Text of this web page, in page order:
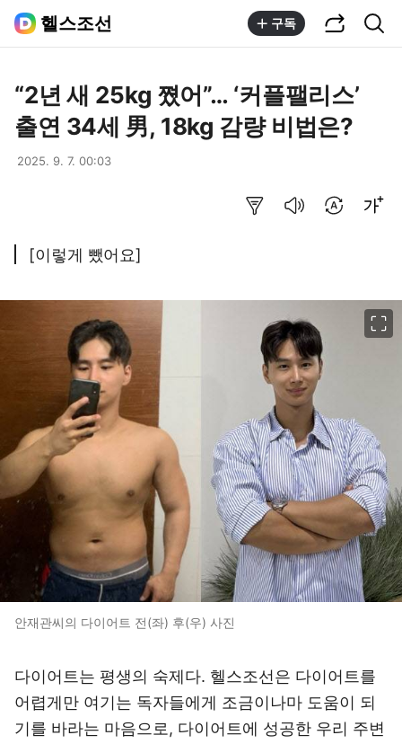
헬스조선 구독
“2년 새 25kg 쪘어”… ‘커플팰리스’
출연 34세 男, 18kg 감량 비법은?
2025. 9. 7. 00:03
[이렇게 뺐어요]
안재관씨의 다이어트 전(좌) 후(우) 사진
다이어트는 평생의 숙제다. 헬스조선은 다이어트를
어렵게만 여기는 독자들에게 조금이나마 도움이 되
기를 바라는 마음으로, 다이어트에 성공한 우리 주변